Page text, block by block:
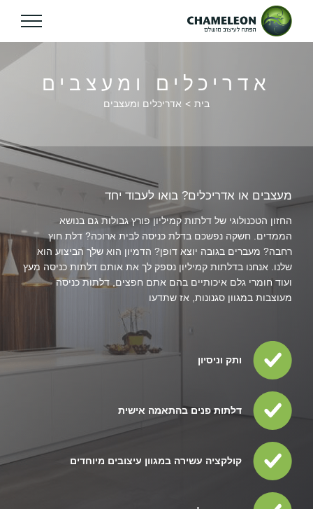
אדריכלים ומעצבים
בית אדריכלים ומעצבים
מעצבים או אדריכלים? בואו לעבוד יחד
החזון הטכנולוגי של דלתות קמיליון פורץ גבולות גם בנושא
הממדים. חשקה נפשכם בדלת כניסה לבית ארוכה? דלת חוץ
רחבה? מעברים בגובה יוצא דופן? הדמיון הוא שלך הביצוע הוא
שלנו. אנחנו בדלתות קמיליון נספק לך את אותם דלתות כניסה מעץ
ועוד חומרי גלם איכותיים בהם אתם חפצים, דלתות כניסה
מעוצבות במגוון סגנונות, אז שתדעו
ותק וניסיון
דלתות פנים בהתאמה אישית
קולקציה עשירה במגוון עיצובים מיוחדים